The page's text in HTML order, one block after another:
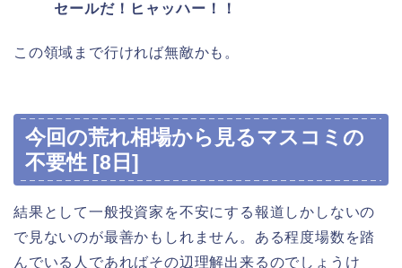
セールだ！ヒャッハー！！
この領域まで行ければ無敵かも。
今回の荒れ相場から見るマスコミの
不要性 [8日]
結果として一般投資家を不安にする報道しかしないの
で見ないのが最善かもしれません。ある程度場数を踏
んでいる人であればその辺理解出来るのでしょうけ